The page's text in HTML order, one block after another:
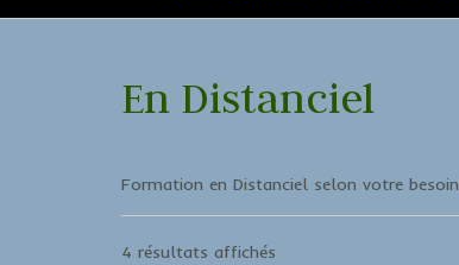
En Distanciel
Formation en Distanciel selon votre
4 résultats affichés